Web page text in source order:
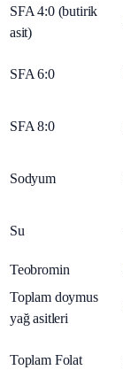
SFA 4:0 (butirik
asit)
SFA 6:0
SFA 8:0
Sodyum
Su
Teobromin
Toplam doymus
yağ asitleri
Toplam Folat